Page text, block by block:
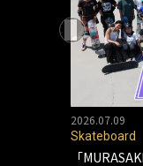
2026.07.09
Skateboard
「